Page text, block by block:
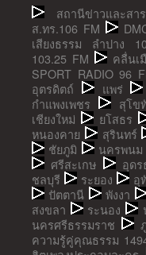
สถานีข่าวและส
ส.ทร.106 FM
เสียงธรรม ลำปาง
103.25 FM
คลื่นเ
SPORT RADIO 96
อุตรดิตถ์
แพร่
กำแพงเพชร
สุโข
เชียงใหม่
ยโสธร
หนองคาย
สุรินทร์
ชัยภูมิ
นครพนม
ศรีสะเกษ
อุด
ชลบุรี
ระยอง อุ
ปัตตานี
พังงา
สงขลา
ระนอง
นครศรีธรรมราช
ความรู้คู่คุณธรรม